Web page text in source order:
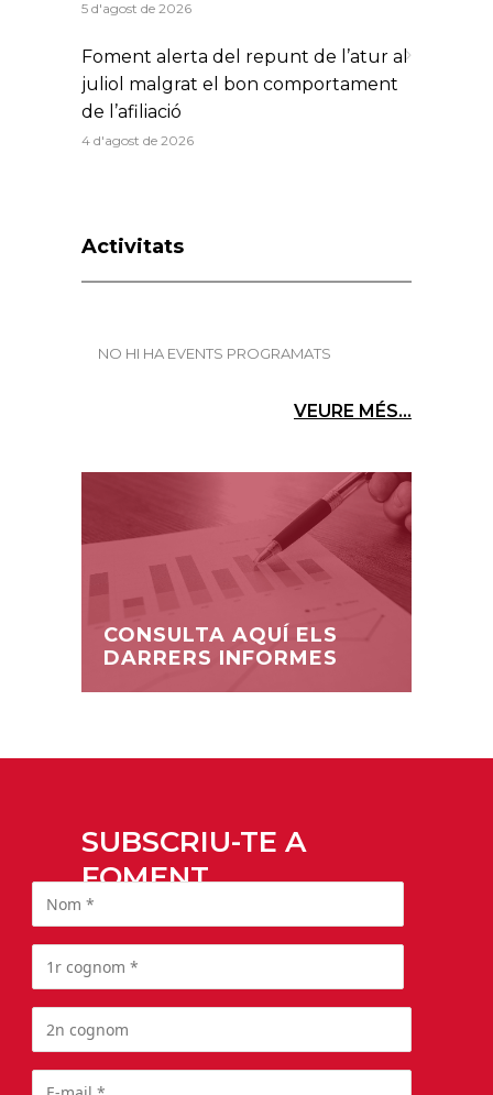
5 d'agost de 2026
Foment alerta del repunt de l’atur al
juliol malgrat el bon comportament
de l’afiliació
4 d'agost de 2026
Activitats
NO HI HA EVENTS PROGRAMATS
VEURE MÉS...
CONSULTA AQUÍ ELS
DARRERS INFORMES
SUBSCRIU-TE A
FOMENT